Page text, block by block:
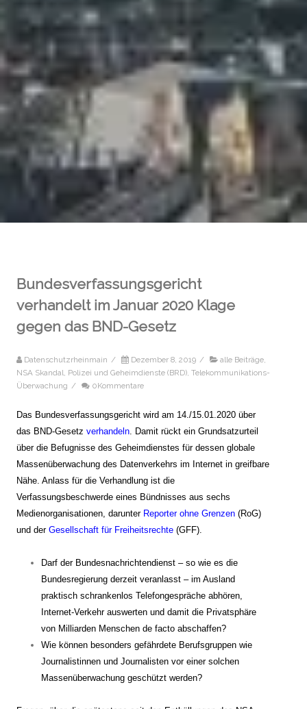
Bundesverfassungsgericht
verhandelt im Januar 2020 Klage
gegen das BND-Gesetz
Datenschutzrheinmain / Dezember 8, 2019 / alle Beiträge
NSA Skandal Polizei und Geheimdienste (BRD) Telekommunikations-
Überwachung / 0Kommentare
Das Bundesverfassungsgericht wird am 14./15.01.2020 über
das BND-Gesetz verhandeln . Damit rückt ein Grundsatzurteil
über die Befugnisse des Geheimdienstes für dessen globale
Massenüberwachung des Datenverkehrs im Internet in greifbare
Nähe. Anlass für die Verhandlung ist die
Verfassungsbeschwerde eines Bündnisses aus sechs
Medienorganisationen, darunter Reporter ohne Grenzen (RoG)
und der Gesellschaft für Freiheitsrechte (GFF).
Darf der Bundesnachrichtendienst – so wie es die
Bundesregierung derzeit veranlasst – im Ausland
praktisch schrankenlos Telefongespräche abhören,
Internet-Verkehr auswerten und damit die Privatsphäre
von Milliarden Menschen de facto abschaffen?
Wie können besonders gefährdete Berufsgruppen wie
Journalistinnen und Journalisten vor einer solchen
Massenüberwachung geschützt werden?